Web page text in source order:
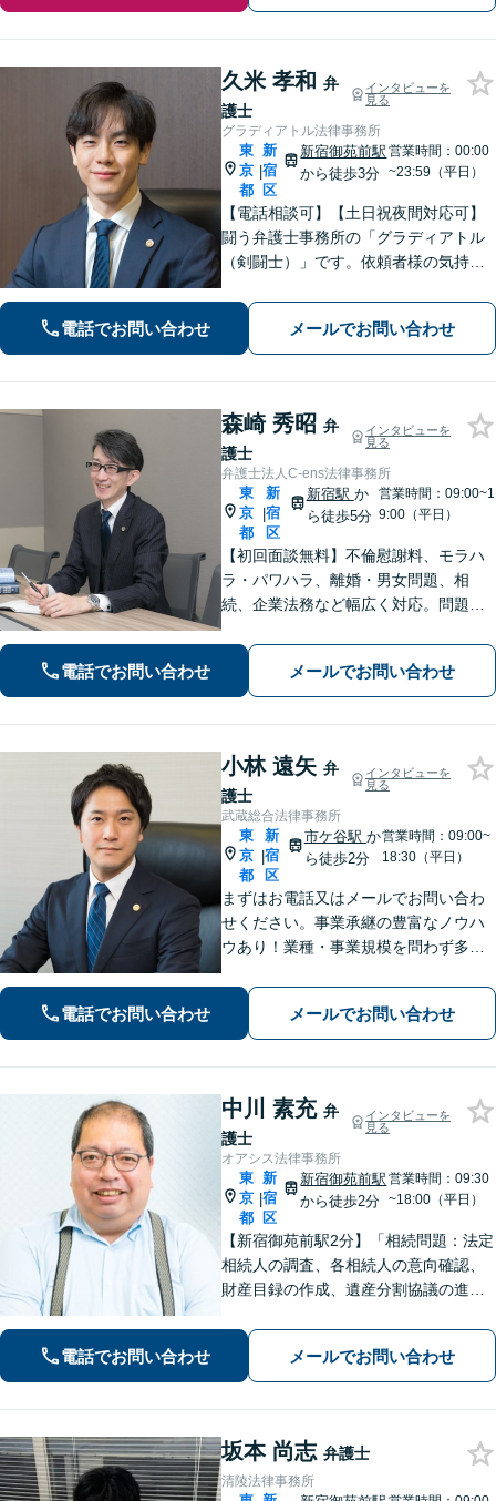
久米 孝和 弁
護士
インタビューを
見る
グラディアトル法律事務所
東
京
都
|
新
宿
区
新宿御苑前駅
から徒歩3分
営業時間：00:00
~23:59（平日）
【電話相談可】【土日祝夜間対応可】
闘う弁護士事務所の「グラディアトル
（剣闘士）」です。依頼者様の気持ち
確固たるスタイルを貫きます。離婚・
刑事事件・相続など何でもご相談くだ
さい。
電話でお問い合わせ メールでお問い合わせ
森崎 秀昭 弁
護士
インタビューを
見る
弁護士法人C-ens法律事務所
東
京
都
|
新
宿
区
新宿駅 か
ら徒歩5分
営業時間：09:00~1
9:00（平日）
【初回面談無料】不倫慰謝料、モラハ
ラ・パワハラ、離婚・男女問題、相
続、企業法務など幅広く対応。問題の
者さまの幸福・成長に繋がるようなア
ドバイスを心がけています。お気軽に
相談ください【完全個室対応】【新宿
駅5分】
電話でお問い合わせ メールでお問い合わせ
小林 遠矢 弁
護士
インタビューを
見る
武蔵総合法律事務所
東
京
都
|
新
宿
区
市ケ谷駅 か
ら徒歩2分
営業時間：09:00~
18:30（平日）
まずはお電話又はメールでお問い合わ
せください。事業承継の豊富なノウハ
ウあり！業種・事業規模を問わず多様
角的な支援が可能。依頼者さま一人ひ
とりに合った解決策をご提供します
【複数弁護士体制あり】【市ケ谷駅2
分】
電話でお問い合わせ メールでお問い合わせ
中川 素充 弁
護士
インタビューを
見る
オアシス法律事務所
東
京
都
|
新
宿
区
新宿御苑前駅
から徒歩2分
営業時間：09:30
~18:00（平日）
【新宿御苑前駅2分】「相続問題：法定
相続人の調査、各相続人の意向確認、
財産目録の作成、遺産分割協議の進行
す」「インターネット：初期段階から
弁護士が介入して被害拡大を最小限に
抑え、依頼者さまの名誉と権利を守り
ます」
電話でお問い合わせ メールでお問い合わせ
坂本 尚志 弁護士
清陵法律事務所